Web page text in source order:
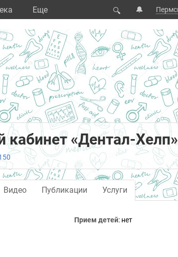
Eще 🔍 🔔
кабинет «Дентал-Хелп»
Видео Публикации Услуги
Прием детей: нет